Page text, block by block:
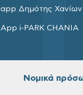
app Δημότης Χανίων
App i-PARK CHANIA
Νομικά